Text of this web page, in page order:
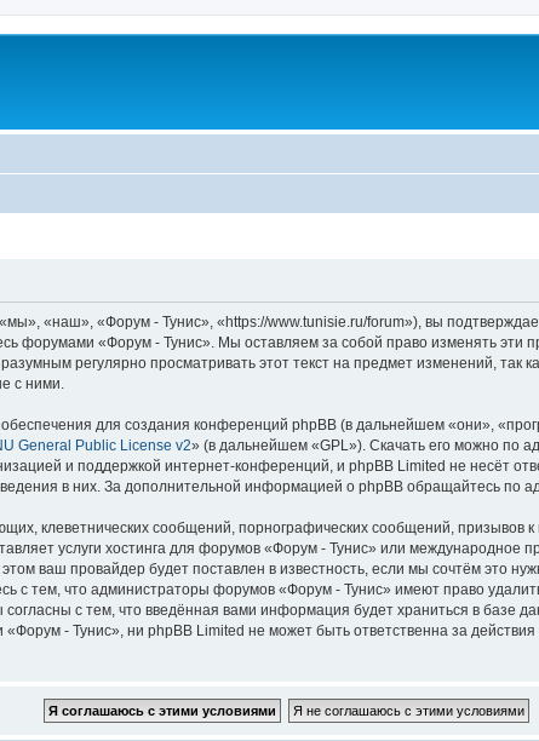
«наш», «Форум - Тунис», «https://www.tunisie.ru/forum»), вы
форумами «Форум - Тунис». Мы оставляем за собой право изменять эти
регулярно просматривать этот текст на предмет изменений, так
с ними.
для создания конференций phpBB (в дальнейшем «они»,
General Public License v2» (в дальнейшем «GPL»). Скачать его можно по
и поддержкой интернет-конференций, и phpBB Limited не несёт
в них. За дополнительной информацией о phpBB обращайтесь по
клеветнических сообщений, порнографических сообщений, призывов
услуги хостинга для форумов «Форум - Тунис» или международное
ваш провайдер будет поставлен в известность, если мы сочтём это
с тем, что администраторы форумов «Форум - Тунис» имеют право
с тем, что введённая вами информация будет храниться в базе
- Тунис», ни phpBB Limited не может быть ответственна за действия